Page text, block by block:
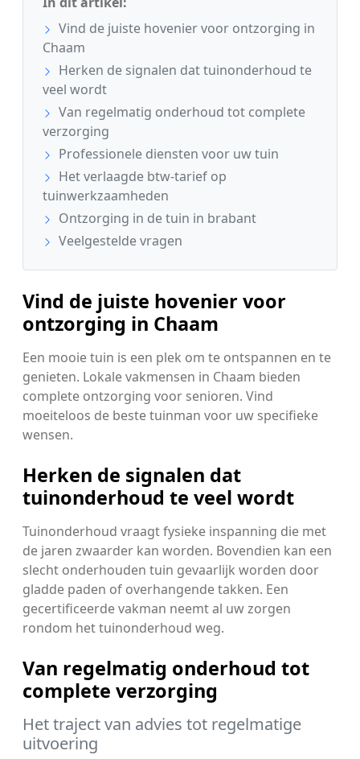
Vind de juiste hovenier voor ontzorging in
Chaam
Herken de signalen dat tuinonderhoud te
veel wordt
Van regelmatig onderhoud tot complete
verzorging
Professionele diensten voor uw tuin
Het verlaagde btw-tarief op
tuinwerkzaamheden
Ontzorging in de tuin in brabant
Veelgestelde vragen
Vind de juiste hovenier voor
ontzorging in Chaam
Een mooie tuin is een plek om te ontspannen en te
genieten. Lokale vakmensen in Chaam bieden
complete ontzorging voor senioren. Vind
moeiteloos de beste tuinman voor uw specifieke
wensen.
Herken de signalen dat
tuinonderhoud te veel wordt
Tuinonderhoud vraagt fysieke inspanning die met
de jaren zwaarder kan worden. Bovendien kan een
slecht onderhouden tuin gevaarlijk worden door
gladde paden of overhangende takken. Een
gecertificeerde vakman neemt al uw zorgen
rondom het tuinonderhoud weg.
Van regelmatig onderhoud tot
complete verzorging
Het traject van advies tot regelmatige
uitvoering